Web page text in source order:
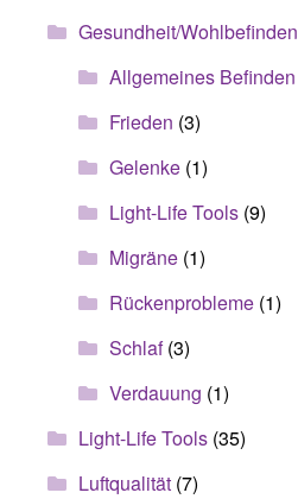
Gesundheit/Wohlbefinden
Allgemeines Befinden
Frieden (3)
Gelenke(1)
Light-Life Tools(9)
Migräne(1)
Rückenprobleme(1)
Schlaf(3)
Verdauung (1)
Light-Life Tools(35)
Luftqualität(7)